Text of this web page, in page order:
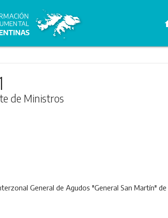
de Ministros
General de Agudos "General San Martín" de